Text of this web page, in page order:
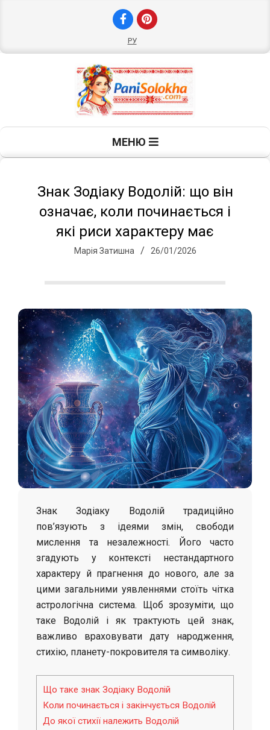
РУ
П
а
о
л
о
х
а
МЕНЮ
Знак Зодіаку Водолій: що він
означає, коли починається і
які риси характеру має
Марія Затишна 26/01/2026
Знак Зодіаку Водолій традиційно
пов’язують з ідеями змін, свободи
мислення та незалежності. Його часто
згадують у контексті нестандартного
характеру й прагнення до нового, але за
цими загальними уявленнями стоїть чітка
астрологічна система. Щоб зрозуміти, що
таке Водолій і як трактують цей знак,
важливо враховувати дату народження,
стихію, планету-покровителя та символіку.
Що таке знак Зодіаку Водолій
Коли починається і закінчується Водолій
До якої стихії належить Водолій